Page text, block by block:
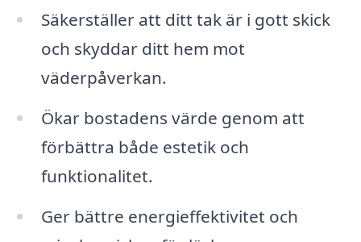
Säkerställer att ditt tak är i gott skick
och skyddar ditt hem mot
väderpåverkan.
Ökar bostadens värde genom att
förbättra både estetik och
funktionalitet.
Ger bättre energieffektivitet och